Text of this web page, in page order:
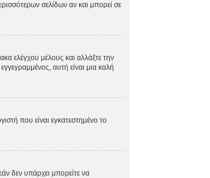
σελίδων αν και μπορεί σε
ελέγχου μέλους και αλλάξτε την
αυτή είναι μια καλή
που είναι εγκατεστημένο το
δεν υπάρχει μπορείτε να